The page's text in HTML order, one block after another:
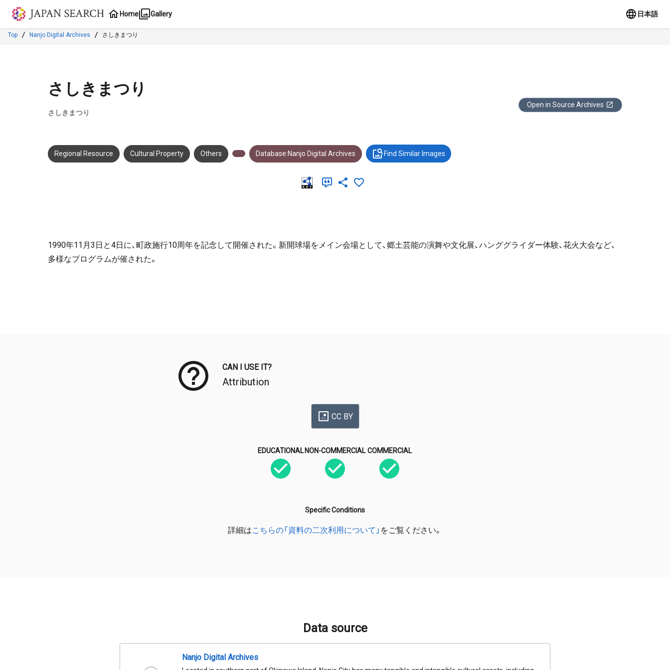
Jump to main content
Home Gallery 日本語
Top Nanjo Digital Archives さしきまつり
さしきまつり
さしきまつり
Open in Source Archives
Regional Resource Cultural Property Others Database:Nanjo Digital Archives Find Similar Images
1990年11月3日と4日に、町政施行10周年を記念して開催された。新開球場をメイン会場として、郷土芸能の演舞や文化展、ハンググライダー体験、花火大会など、
多様なプログラムが催された。
CAN I USE IT?
Attribution
CC BY
EDUCATIONAL NON-COMMERCIAL COMMERCIAL
Specific Conditions
詳細はこちらの「資料の二次利用について」 をご覧ください。
Data source
Nanjo Digital Archives